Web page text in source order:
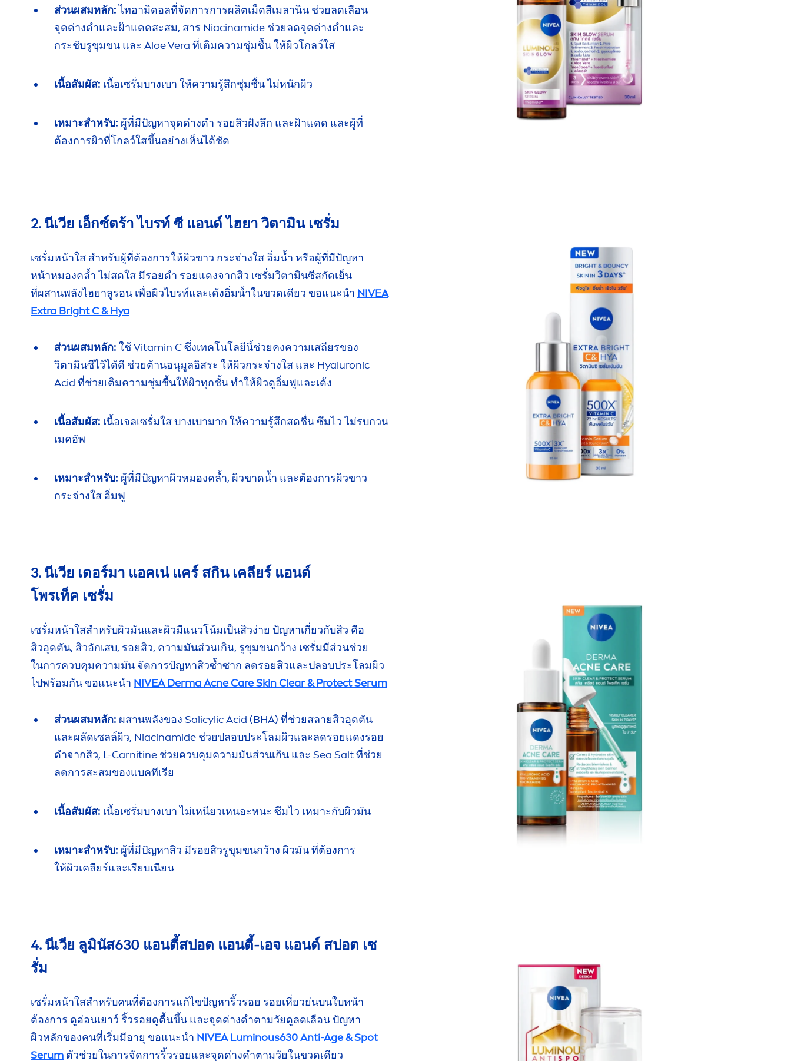
ส่วนผสมหลัก:ไทอามิดอลที่จัดการการผลิตเม็ดสีเมลานิน ช่วยลดเลือน
จุดด่างดำและฝ้าแดดสะสม, สาร Niacinamide ช่วยลดจุดด่างดำและ
กระชับรูขุมขน และ Aloe Vera ที่เติมความชุ่มชื้นให้ผิวโกลว์ใส
เนื้อสัมผัส: เนื้อเซรั่มบางเบา ให้ความรู้สึกชุ่มชื้นไม่หนักผิว
เหมาะสำหรับ: ผู้ที่มีปัญหาจุดด่างดำ รอยสิวฝังลึก และฝ้าแดด และผู้ที่
ต้องการผิวที่โกลว์ใสขึ้นอย่างเห็นได้ชัด
2. นีเวีย เอ็กซ์ตร้า ไบรท์ ซี แอนด์ ไฮยา วิตามิน เซรั่ม
เซรั่มหน้าใส สำหรับผู้ที่ต้องการให้ผิวขาว กระจ่างใส อิ่มน้ำ หรือผู้ที่มีปัญหา
หน้าหมองคล้ำไม่สดใส มีรอยดำ รอยแดงจากสิว เซรั่มวิตามินซีสกัดเย็น
ที่ผสานพลังไฮยาลูรอน เพื่อผิวไบรท์และเด้งอิ่มน้ำในขวดเดียว ขอแนะนำ NIVEA
Extra Bright C& Hya
ส่วนผสมหลัก: ใช้Vitamin Cซึ่งเทคโนโลยีนี้ช่วยคงความเสถียรของ
วิตามินซีไว้ได้ดี ช่วยต้านอนุมูลอิสระ ให้ผิวกระจ่างใส และ Hyaluronic
Acid ที่ช่วยเติมความชุ่มชื้นให้ผิวทุกชั้นทำให้ผิวดูอิ่มฟูและเด้ง
เนื้อสัมผัส: เนื้อเจลเซรั่มใส บางเบามาก ให้ความรู้สึกสดชื่น ซึมไว ไม่รบกวน
เมคอัพ
เหมาะสำหรับ: ผู้ที่มีปัญหาผิวหมองคล้ำ, ผิวขาดน้ำ และต้องการผิวขาว
กระจ่างใส อิ่มฟู
3. นีเวีย เดอร์มา แอคเน่ แคร์ สกิน เคลียร์ แอนด์
โพรเท็ค เซรั่ม
เซรั่มหน้าใสสำหรับผิวมันและผิวมีแนวโน้มเป็นสิวง่าย ปัญหาเกี่ยวกับสิว คือ
สิวอุดตัน, สิวอักเสบ, รอยสิว, ความมันส่วนเกิน, รูขุมขนกว้าง เซรั่มมีส่วนช่วย
ในการควบคุมความมัน จัดการปัญหาสิวซ้ำซาก ลดรอยสิวและปลอบประโลมผิว
ไปพร้อมกัน ขอแนะนำ NIVEADerma Acne CareSkin Clear &ProtectSerum
ส่วนผสมหลัก: ผสานพลังของ Salicylic Acid (BHA) ที่ช่วยสลายสิวอุดตัน
และผลัดเซลล์ผิว, Niacinamide ช่วยปลอบประโลมผิวและลดรอยแดงรอย
ดำจากสิว, L-Carnitine ช่วยควบคุมความมันส่วนเกิน และ Sea Saltที่ช่วย
ลดการสะสมของแบคทีเรีย
เนื้อสัมผัส: เนื้อเซรั่มบางเบา ไม่เหนียวเหนอะหนะ ซึมไว เหมาะกับผิวมัน
เหมาะสำหรับ: ผู้ที่มีปัญหาสิว มีรอยสิวรูขุมขนกว้าง ผิวมัน ที่ต้องการ
ให้ผิวเคลียร์และเรียบเนียน
4. นีเวีย ลูมินัส630 แอนตี้สปอต แอนตี้-เอจ แอนด์ สปอต เซ
รั่ม
เซรั่มหน้าใสสำหรับคนที่ต้องการแก้ไขปัญหาริ้วรอย รอยเหี่ยวย่นบนใบหน้า
ต้องการ ดูอ่อนเยาว์ ริ้วรอยดูตื้นขึ้น และจุดด่างดำตามวัยดูลดเลือน ปัญหา
ผิวหลักของคนที่เริ่มมีอายุ ขอแนะนำ NIVEA Luminous630 Anti-Age & Spot
Serum ตัวช่วยในการจัดการริ้วรอยและจุดด่างดำตามวัยในขวดเดียว